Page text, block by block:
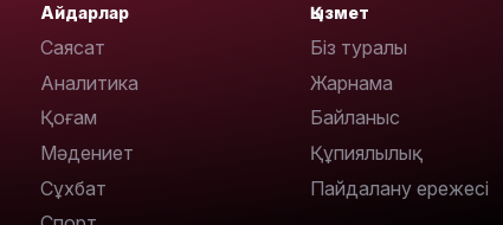
Айдарлар
Саясат
Аналитика
Қоғам
Мәдениет
Сұхбат
Қызмет
Біз туралы
Жарнама
Байланыс
Құпиялылық
Пайдалану ережесі